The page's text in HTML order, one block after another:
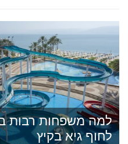
למה משפחות רבות
לחוף גיא בקיץ